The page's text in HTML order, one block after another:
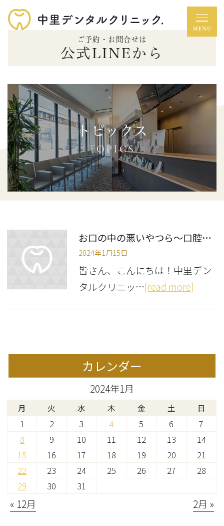
ご予約・お問合せは
公式LINEから
トピックス
TOPICS
お口の中の悪いやつら〜口腔最近の犯罪白書〜
2024年1月15日
皆さん、こんにちは！中里デン
タルクリニッ…[read more]
カレンダー
2024年1月
月 火 水 木 金 土 日
1 2 3 4 5 6
7
8
9 10 11 12 13
14
15
16 17 18 19 20
21
22
23 24 25 26 27
28
29
30 31
« 12月 2月 »